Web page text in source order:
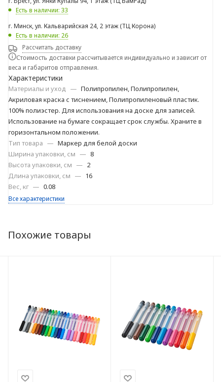
Есть в наличии: 33
г. Минск, ул. Кальварийская 24, 2 этаж (ТЦ Корона)
Есть в наличии: 26
Рассчитать доставку
Стоимость доставки рассчитывается индивидуально и зависит от
веса и габаритов отправления.
Характеристики
Материалы и уход — Полипропилен, Полипропилен,
Акриловая краска с тиснением, Полипропиленовый пластик.
100% полиэстер. Для использования на доске для записей.
Использование на бумаге сокращает срок службы. Храните в
горизонтальном положении.
Тип товара — Маркер для белой доски
Ширина упаковки, см — 8
Высота упаковки, см — 2
Длина упаковки, см — 16
Вес, кг — 0.08
Все характеристики
Похожие товары